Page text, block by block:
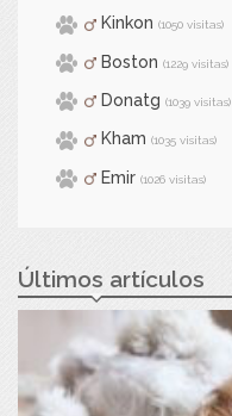
Kinkon (1050 visitas)
Boston (1229 visitas)
Donatg (1039 visitas)
Kham (1035 visitas)
Emir (1026 visitas)
Últimos artículos